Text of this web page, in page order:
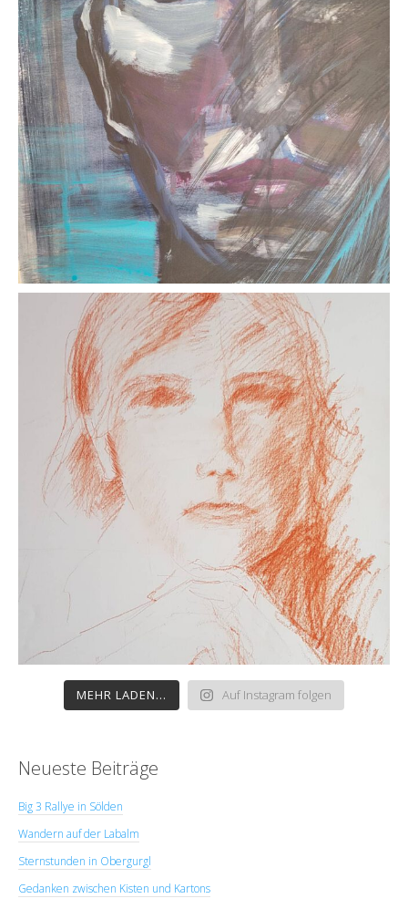
MEHR LADEN... Auf Instagram folgen
Neueste Beiträge
Big 3 Rallye in Sölden
Wandern auf der Labalm
Sternstunden in Obergurgl
Gedanken zwischen Kisten und Kartons